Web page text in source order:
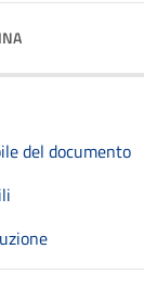
del documento